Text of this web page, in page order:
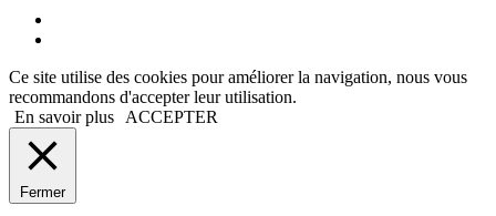
Ce site utilise des cookies pour améliorer la navigation, nous vous
recommandons d'accepter leur utilisation.
En savoir plus
ACCEPTER
Fermer